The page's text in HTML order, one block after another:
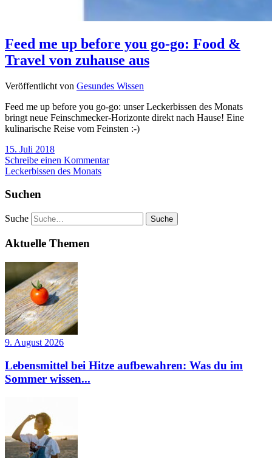
Feed me up before you go-go: Food &
Travel von zuhause aus
Veröffentlicht von Gesundes Wissen
Feed me up before you go-go: unser Leckerbissen des Monats
bringt neue Feinschmecker-Horizonte direkt nach Hause! Eine
kulinarische Reise vom Feinsten :-)
15. Juli 2018
Schreibe einen Kommentar
Leckerbissen des Monats
Suchen
Suche
Aktuelle Themen
9. August 2026
Lebensmittel bei Hitze aufbewahren: Was du im
Sommer wissen...